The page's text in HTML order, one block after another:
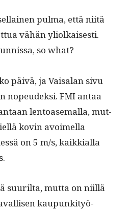
pul­ma, että niitä
vähän yli­olkaises­ti.
so what?
päivä, ja Vaisalan sivu
nopeudek­si. FMI antaa
lentoase­mal­la, mut­
kovin avoimel­la
on 5 m/s, kaikkial­la
suuril­ta, mut­ta on niil­lä
kaupunki­työ­